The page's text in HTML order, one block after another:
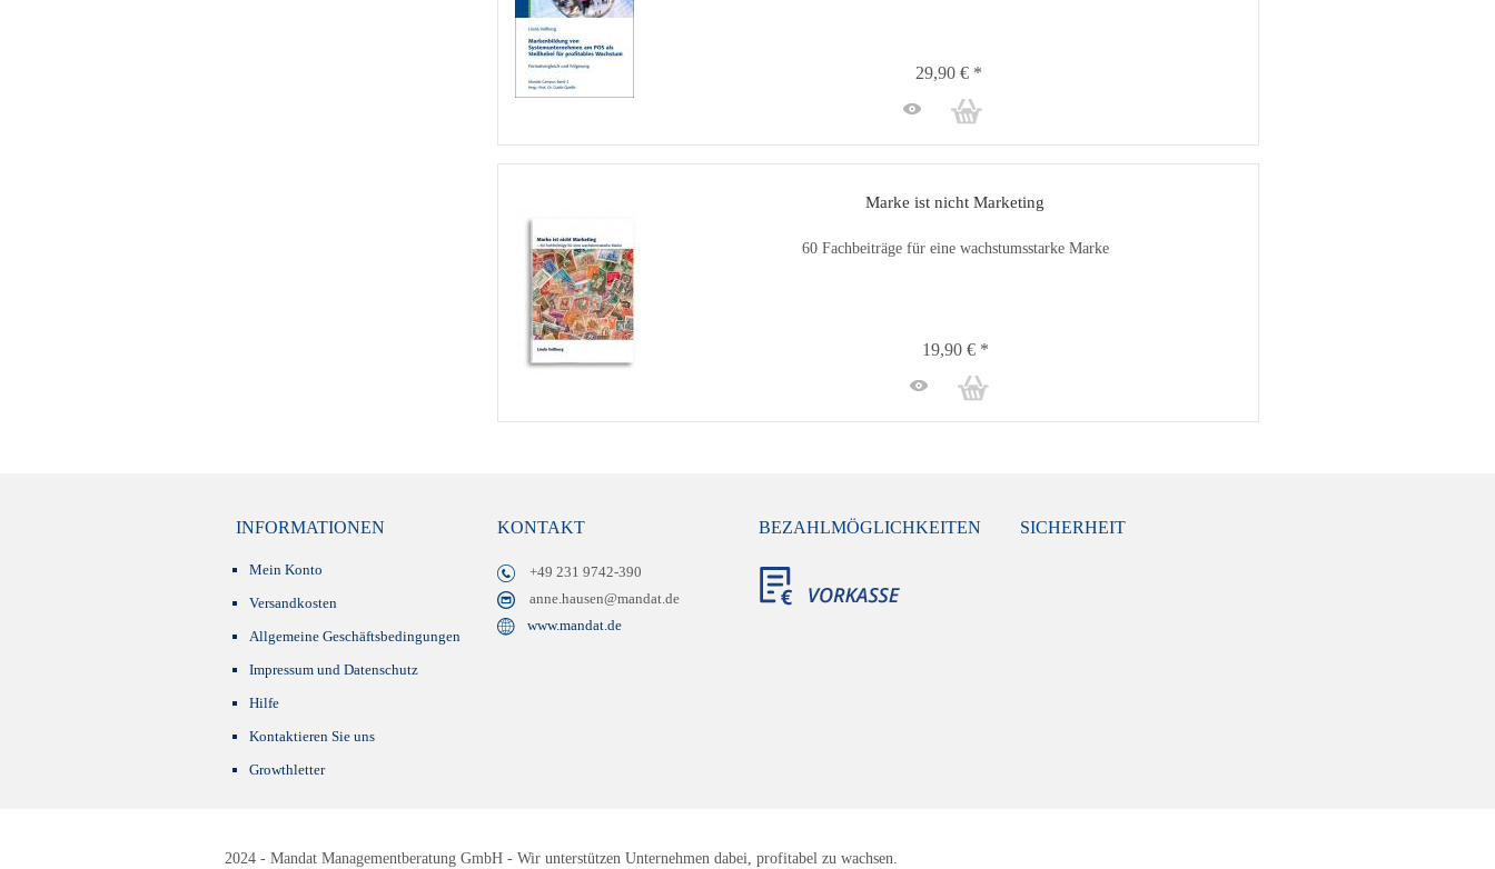
29,90 € *
Marke ist nicht Marketing
60 Fachbeiträge für eine wachstumsstarke Marke
19,90 € *
INFORMATIONEN
Mein Konto
Versandkosten
Allgemeine Geschäftsbedingungen
Impressum und Datenschutz
Hilfe
Kontaktieren Sie uns
Growthletter
KONTAKT
+49 231 9742-390
anne.hausen@mandat.de
www.mandat.de
BEZAHLMÖGLICHKEITEN SICHERHEIT
2024 - Mandat Managementberatung GmbH - Wir unterstützen Unternehmen dabei, profitabel zu wachsen.